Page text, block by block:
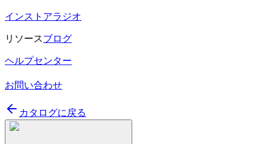
インストアラジオ
リソースブログ
ヘルプセンター
お問い合わせ
カタログに戻る